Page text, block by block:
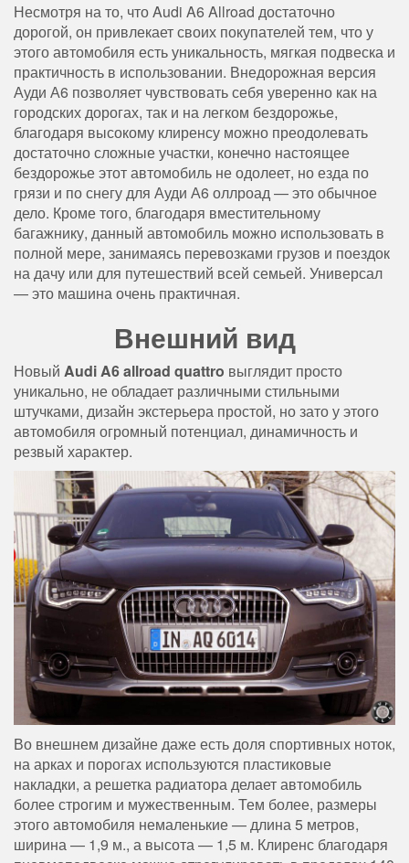
Несмотря на то, что Audi A6 Allroad достаточно
дорогой, он привлекает своих покупателей тем, что у
этого автомобиля есть уникальность, мягкая подвеска и
практичность в использовании. Внедорожная версия
Ауди А6 позволяет чувствовать себя уверенно как на
городских дорогах, так и на легком бездорожье,
благодаря высокому клиренсу можно преодолевать
достаточно сложные участки, конечно настоящее
бездорожье этот автомобиль не одолеет, но езда по
грязи и по снегу для Ауди А6 оллроад — это обычное
дело. Кроме того, благодаря вместительному
багажнику, данный автомобиль можно использовать в
полной мере, занимаясь перевозками грузов и поездок
на дачу или для путешествий всей семьей. Универсал
— это машина очень практичная.
Внешний вид
Новый Audi A6 allroad quattro выглядит просто
уникально, не обладает различными стильными
штучками, дизайн экстерьера простой, но зато у этого
автомобиля огромный потенциал, динамичность и
резвый характер.
Во внешнем дизайне даже есть доля спортивных ноток,
на арках и порогах используются пластиковые
накладки, а решетка радиатора делает автомобиль
более строгим и мужественным. Тем более, размеры
этого автомобиля немаленькие — длина 5 метров,
ширина — 1,9 м., а высота — 1,5 м. Клиренс благодаря